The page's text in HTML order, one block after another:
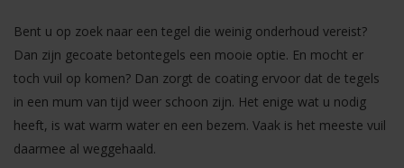
Bent u op zoek naar een tegel die weinig onderhoud vereist?
Dan zijn gecoate betontegels een mooie optie. En mocht er
toch vuil op komen? Dan zorgt de coating ervoor dat de tegels
in een mum van tijd weer schoon zijn. Het enige wat u nodig
heeft, is wat warm water en een bezem. Vaak is het meeste vuil
daarmee al weggehaald.